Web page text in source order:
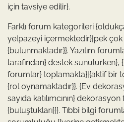
için tavsiye edilir}.
Farklı forum kategorileri
yelpazeyi içermektedir}|pek çok
{bulunmaktadır}}. Yazılım
tarafından} destek sunulurken},
forumlar} toplamakta}|{aktif bir
{rol oynamaktadır}}. {Ev
sayıda katılımcının}
{buluştukları}}}. Tıbbi bilgi